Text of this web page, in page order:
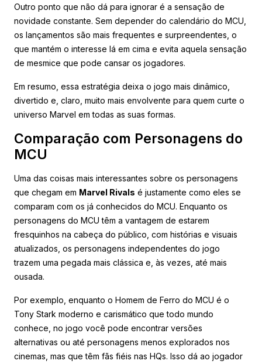
Outro ponto que não dá para ignorar é a sensação de
novidade constante. Sem depender do calendário do MCU,
os lançamentos são mais frequentes e surpreendentes, o
que mantém o interesse lá em cima e evita aquela sensação
de mesmice que pode cansar os jogadores.
Em resumo, essa estratégia deixa o jogo mais dinâmico,
divertido e, claro, muito mais envolvente para quem curte o
universo Marvel em todas as suas formas.
Comparação com Personagens do
MCU
Uma das coisas mais interessantes sobre os personagens
que chegam em Marvel Rivals é justamente como eles se
comparam com os já conhecidos do MCU. Enquanto os
personagens do MCU têm a vantagem de estarem
fresquinhos na cabeça do público, com histórias e visuais
atualizados, os personagens independentes do jogo
trazem uma pegada mais clássica e, às vezes, até mais
ousada.
Por exemplo, enquanto o Homem de Ferro do MCU é o
Tony Stark moderno e carismático que todo mundo
conhece, no jogo você pode encontrar versões
alternativas ou até personagens menos explorados nos
cinemas, mas que têm fãs fiéis nas HQs. Isso dá ao jogador